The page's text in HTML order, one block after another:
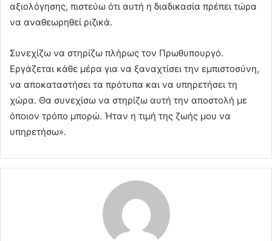
αξιολόγησης, πιστεύω ότι αυτή η διαδικασία πρέπει τώρα
να αναθεωρηθεί ριζικά.
Συνεχίζω να στηρίζω πλήρως τον Πρωθυπουργό.
Εργάζεται κάθε μέρα για να ξαναχτίσει την εμπιστοσύνη,
να αποκαταστήσει τα πρότυπα και να υπηρετήσει τη
χώρα. Θα συνεχίσω να στηρίζω αυτή την αποστολή με
όποιον τρόπο μπορώ. Ήταν η τιμή της ζωής μου να
υπηρετήσω».